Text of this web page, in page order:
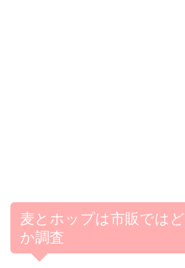
麦とホップは市販では
か調査